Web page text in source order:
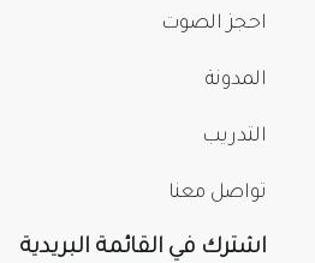
احجز الصوت
المدونة
التدريب
تواصل معنا
اشترك في القائمة البريدية